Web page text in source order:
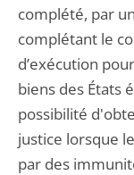
complété, par
complétant le
d’exécution
biens des États
possibilité
justice lorsque
par des